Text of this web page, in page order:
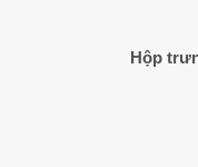
Hộp